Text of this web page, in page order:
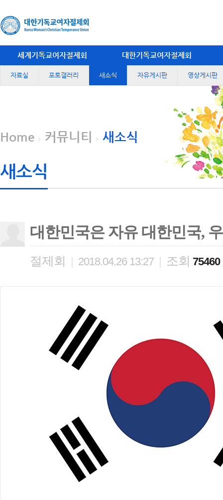
세계기독교여자절제회 대한기독교여자절제회
자료실 포토갤러리 새소식 자유게시판 영상게시판
Home 커뮤니티 새소식
새소식
대한민국은 자유 대한민국,
절제회 | 2018.04.26 13:27 | 조회 75460